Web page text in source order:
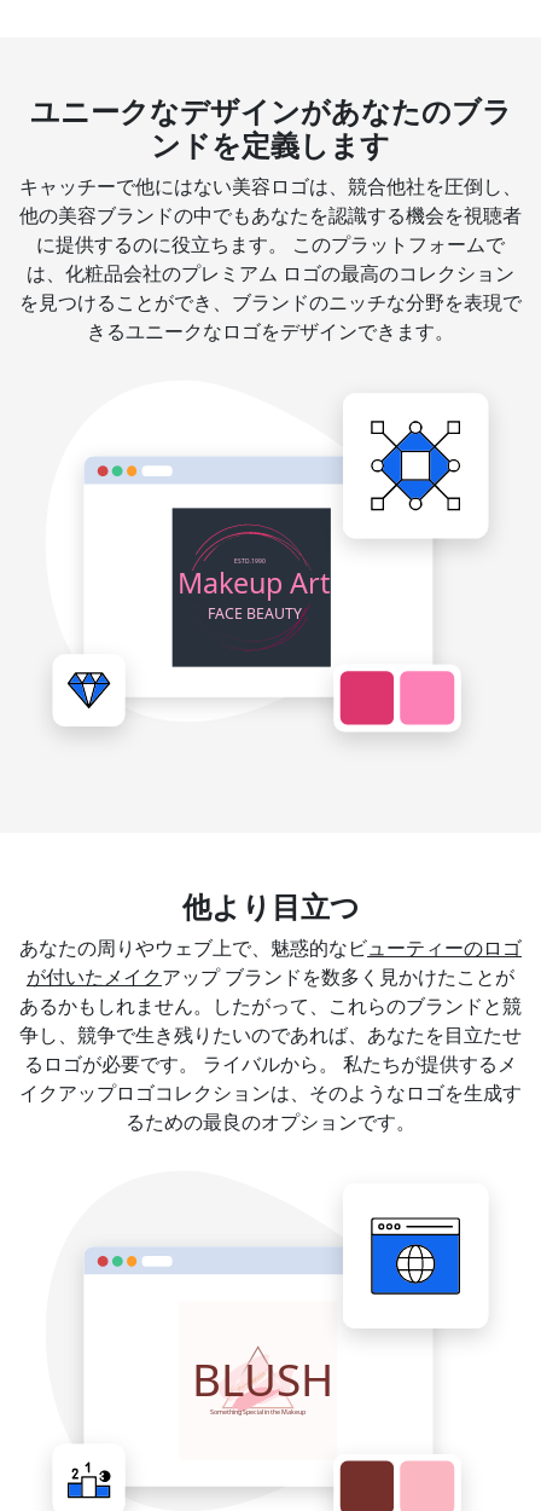
ユニークなデザインがあなたのブラ
ンドを定義します
キャッチーで他にはない美容ロゴは、競合他社を圧倒し、
他の美容ブランドの中でもあなたを認識する機会を視聴者
に提供するのに役立ちます。 このプラットフォームで
は、化粧品会社のプレミアム ロゴの最高のコレクション
を見つけることができ、ブランドのニッチな分野を表現で
きるユニークなロゴをデザインできます。
他より目立つ
あなたの周りやウェブ上で、魅惑的なビ ューティーのロゴ
が付いたメイク アップ ブランドを数多く見かけたことが
あるかもしれません。したがって、これらのブランドと競
争し、競争で生き残りたいのであれば、あなたを目立たせ
るロゴが必要です。 ライバルから。 私たちが提供するメ
イクアップロゴコレクションは、そのようなロゴを生成す
るための最良のオプションです。